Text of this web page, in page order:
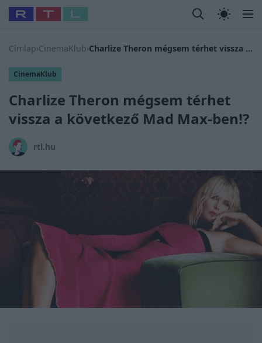
Legfrissebb RTL Híradó Randi Celeb
Babits Marcella Most Wanted #Gallusz
Címlap›CinemaKlub› Charlize Theron mégsem térhet vissza a következő Mad Max-ben!?
CinemaKlub
Charlize Theron mégsem térhet
vissza a következő Mad Max-ben!?
rtl.hu